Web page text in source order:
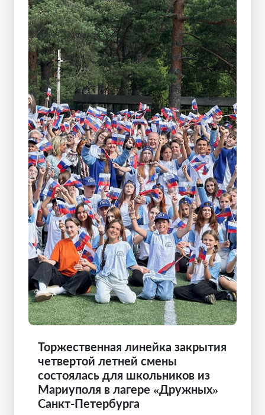
Торжественная линейка закрытия
четвертой летней смены
состоялась для школьников из
Мариуполя в лагере «Дружных»
Санкт-Петербурга